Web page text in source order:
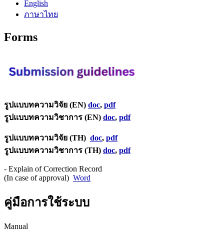
English
ภาษาไทย
Forms
รูปแบบทความวิจัย (EN) doc, pdf
รูปแบบทความวิชาการ (EN) doc, pdf
รูปแบบทความวิจัย (TH) doc, pdf
รูปแบบทความวิชาการ (TH) doc, pdf
- Explain of Correction Record
(In case of approval) Word
คู่มือการใช้ระบบ
Manual